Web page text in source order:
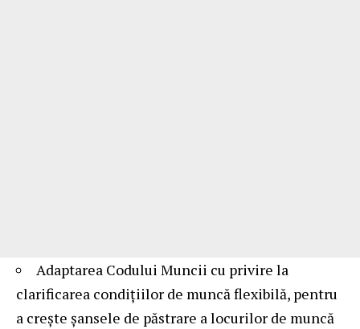
Adaptarea Codului Muncii cu privire la
clarificarea condițiilor de muncă flexibilă, pentru
a crește șansele de păstrare a locurilor de muncă